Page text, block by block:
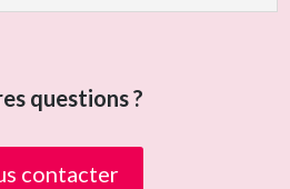
questions ?
contacter